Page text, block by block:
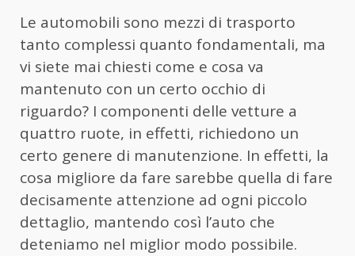
Le automobili sono mezzi di trasporto
tanto complessi quanto fondamentali, ma
vi siete mai chiesti come e cosa va
mantenuto con un certo occhio di
riguardo? I componenti delle vetture a
quattro ruote, in effetti, richiedono un
certo genere di manutenzione. In effetti, la
cosa migliore da fare sarebbe quella di fare
decisamente attenzione ad ogni piccolo
dettaglio, mantendo così l’auto che
deteniamo nel miglior modo possibile.